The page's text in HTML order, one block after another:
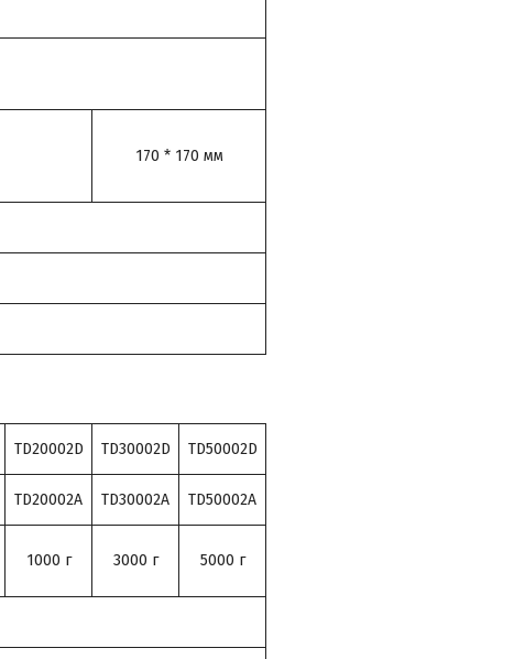
170 * 170 мм
TD20002D TD30002D TD50002D
TD20002A TD30002A TD50002A
1000 г 3000 г 5000 г